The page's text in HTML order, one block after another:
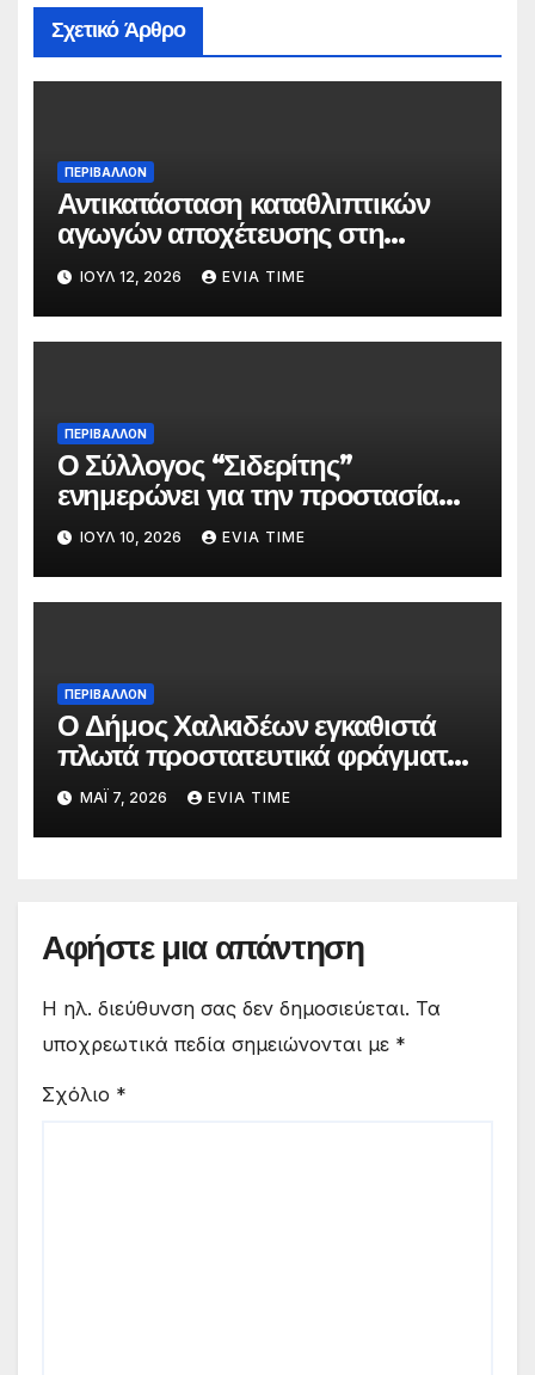
Σχετικό Άρθρο
ΠΕΡΙΒΑΛΛΟΝ
Αντικατάσταση καταθλιπτικών
αγωγών αποχέτευσης στη
Χαλκίδα τον Αύγουστο
ΙΟΎΛ 12, 2026 EVIA TIME
ΠΕΡΙΒΑΛΛΟΝ
Ο Σύλλογος “Σιδερίτης”
ενημερώνει για την προστασία
προσωπικών δεδομένων
ΙΟΎΛ 10, 2026 EVIA TIME
ΠΕΡΙΒΑΛΛΟΝ
Ο Δήμος Χαλκιδέων εγκαθιστά
πλωτά προστατευτικά φράγματα
στις παραλίες του
ΜΆΙ 7, 2026 EVIA TIME
Αφήστε μια απάντηση
Η ηλ. διεύθυνση σας δεν δημοσιεύεται. Τα
υποχρεωτικά πεδία σημειώνονται με *
Σχόλιο *